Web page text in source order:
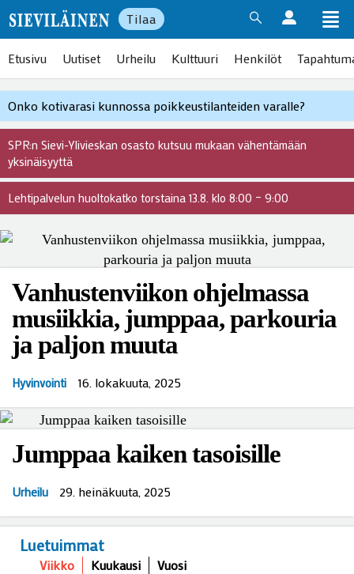
Tilaa
Etusivu Uutiset Urheilu Kulttuuri Henkilöt
Onko kotivarasi kunnossa poikkeustilanteiden varalle?
SPR:n Sievi-Ylivieskan osasto kutsuu mukaan vähentämään
yksinäisyyttä
Lehtipalvelun huoltokatko torstaina 13.8. klo 8:00 – 9:00
Vanhustenviikon ohjelmassa
musiikkia, jumppaa, parkouria
ja paljon muuta
Hyvinvointi 16. lokakuuta, 2025
Jumppaa kaiken tasoisille
Urheilu 29. heinäkuuta, 2025
Luetuimmat
Viikko Kuukausi Vuosi